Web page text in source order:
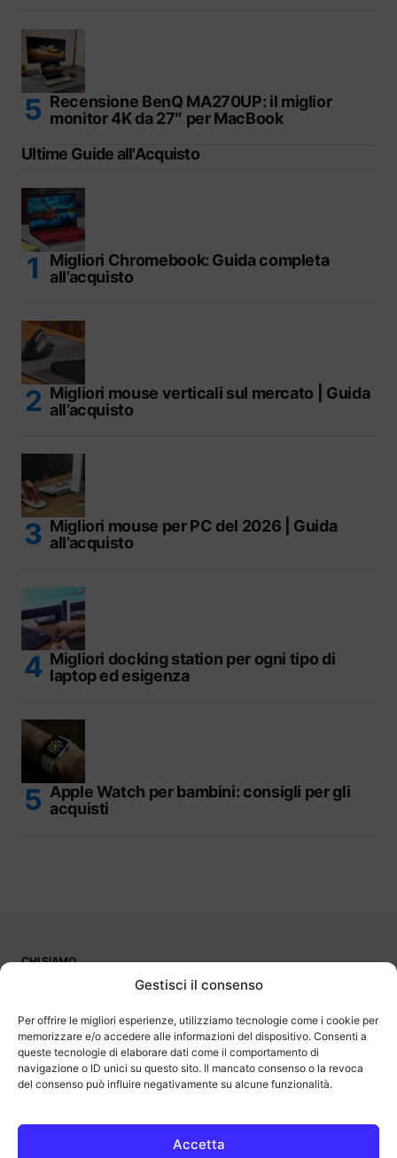
Gestisci il consenso
Per offrire le migliori esperienze, utilizziamo tecnologie come i cookie per
memorizzare e/o accedere alle informazioni del dispositivo. Consenti a
queste tecnologie di elaborare dati come il comportamento di
navigazione o ID unici su questo sito. Il mancato consenso o la revoca
del consenso può influire negativamente su alcune funzionalità.
Accetta
Recensione BenQ MA270UP: il miglior
monitor 4K da 27″ per MacBook
Ultime Guide all'Acquisto
Migliori Chromebook: Guida completa
all’acquisto
Migliori mouse verticali sul mercato | Guida
all’acquisto
Migliori mouse per PC del 2026 | Guida
all’acquisto
Migliori docking station per ogni tipo di
laptop ed esigenza
Apple Watch per bambini: consigli per gli
acquisti
CHI SIAMO
OutOfBit
programma di affiliazione che consente ai siti di percepire una
commissione pubblicitaria pubblicizzando e fornendo link al sito
Amazon.it. Amazon e il logo Amazon sono marchi registrati di